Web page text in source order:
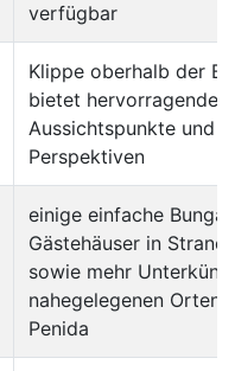
verfügbar
Klippe oberhalb der
bietet hervorragende
Aussichtspunkte und
Perspektiven
einige einfache
Gästehäuser in
sowie mehr
nahegelegenen Orten
Penida